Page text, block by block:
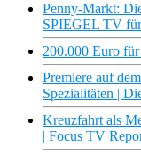
Penny-Markt:
SPIEGEL TV für
200.000 Euro
Premiere auf
Spezialitäten |
Kreuzfahrt als
| Focus TV